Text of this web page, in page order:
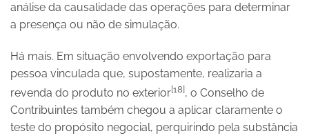
análise da causalidade das operações para determinar
a presença ou não de simulação.
Há mais. Em situação envolvendo exportação para
pessoa vinculada que, supostamente, realizaria a
revenda do produto no exterior[18], o Conselho de
Contribuintes também chegou a aplicar claramente o
teste do propósito negocial, perquirindo pela substância